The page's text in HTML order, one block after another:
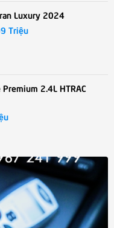
Luxury 2024
Triệu
2.4L HTRAC